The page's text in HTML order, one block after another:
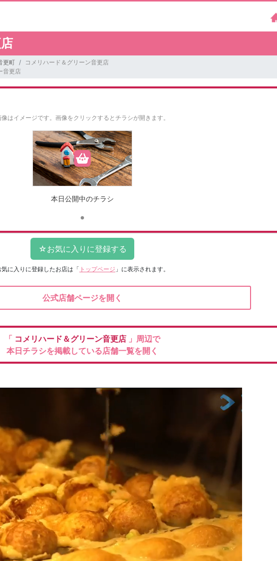
更町
コメリハード＆グリーン音更店
音更店
はイメージです。 画像をクリックするとチラシが開きます。
本日公開中のチラシ
気に入りに登録したお店は 「 トップページ 」に表示されます。
公式店舗ページを開く
「 コメリハード＆グリーン音更店 」周辺で
本日チラシを掲載している店舗一覧を開く